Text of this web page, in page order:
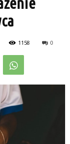
1158 0